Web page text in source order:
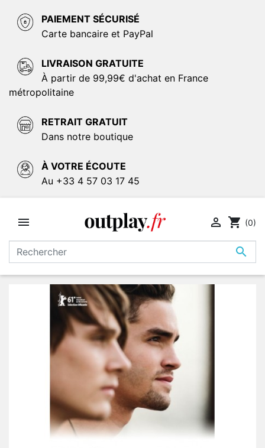
PAIEMENT SÉCURISÉ
Carte bancaire et PayPal
LIVRAISON GRATUITE
À partir de 99,99€ d'achat en France
métropolitaine
RETRAIT GRATUIT
Dans notre boutique
À VOTRE ÉCOUTE
Au +33 4 57 03 17 45


 shopping_cart (0)